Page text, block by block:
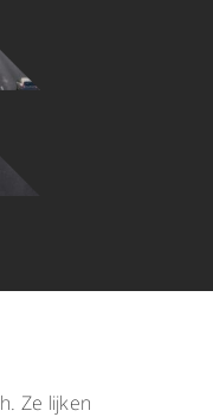
Ze lijken